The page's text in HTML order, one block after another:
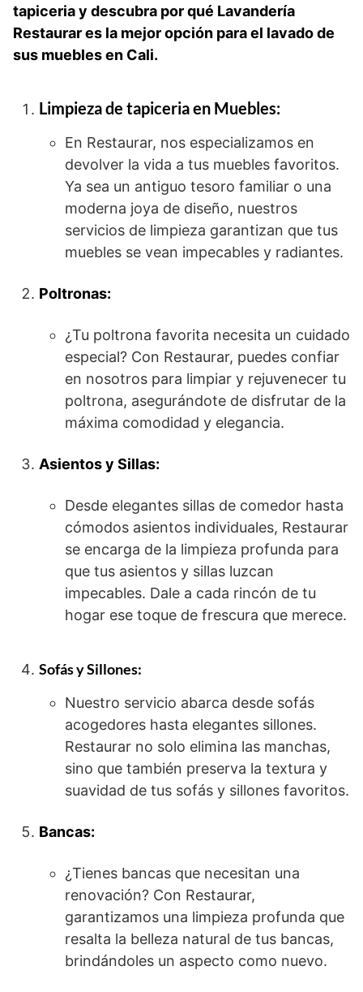
tapiceria y descubra por qué Lavandería
Restaurar es la mejor opción para el lavado de
sus muebles en Cali.
Limpieza de tapiceria en Muebles:
En Restaurar, nos especializamos en
devolver la vida a tus muebles favoritos.
Ya sea un antiguo tesoro familiar o una
moderna joya de diseño, nuestros
servicios de limpieza garantizan que tus
muebles se vean impecables y radiantes.
Poltronas:
¿Tu poltrona favorita necesita un cuidado
especial? Con Restaurar, puedes confiar
en nosotros para limpiar y rejuvenecer tu
poltrona, asegurándote de disfrutar de la
máxima comodidad y elegancia.
Asientos y Sillas:
Desde elegantes sillas de comedor hasta
cómodos asientos individuales, Restaurar
se encarga de la limpieza profunda para
que tus asientos y sillas luzcan
impecables. Dale a cada rincón de tu
hogar ese toque de frescura que merece.
Sofás y Sillones:
Nuestro servicio abarca desde sofás
acogedores hasta elegantes sillones.
Restaurar no solo elimina las manchas,
sino que también preserva la textura y
suavidad de tus sofás y sillones favoritos.
Bancas:
¿Tienes bancas que necesitan una
renovación? Con Restaurar,
garantizamos una limpieza profunda que
resalta la belleza natural de tus bancas,
brindándoles un aspecto como nuevo.